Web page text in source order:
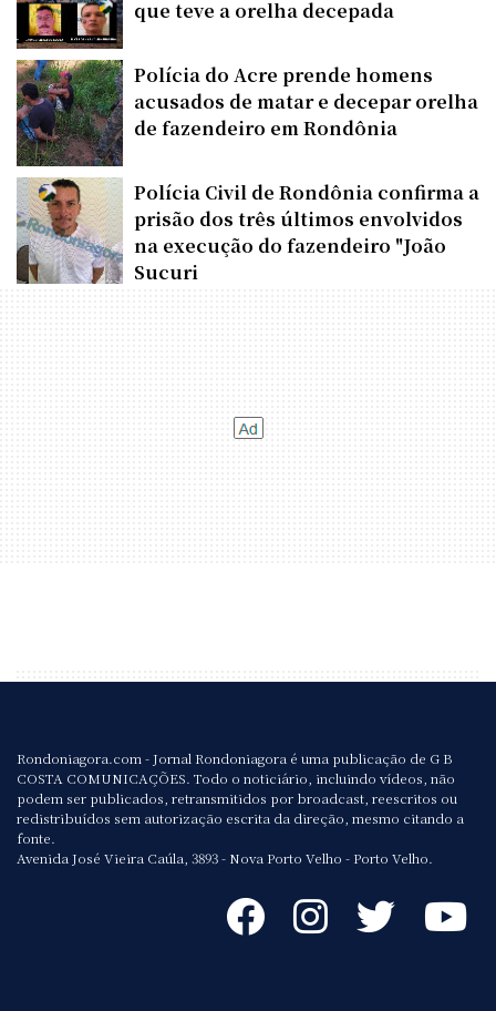
que teve a orelha decepada
Polícia do Acre prende homens
acusados de matar e decepar orelha
de fazendeiro em Rondônia
Polícia Civil de Rondônia confirma a
prisão dos três últimos envolvidos
na execução do fazendeiro "João
Sucuri
Rondoniagora.com - Jornal Rondoniagora é uma publicação de G B
COSTA COMUNICAÇÕES. Todo o noticiário, incluindo vídeos, não
podem ser publicados, retransmitidos por broadcast, reescritos ou
redistribuídos sem autorização escrita da direção, mesmo citando a
fonte.
Avenida José Vieira Caúla, 3893 - Nova Porto Velho - Porto Velho.